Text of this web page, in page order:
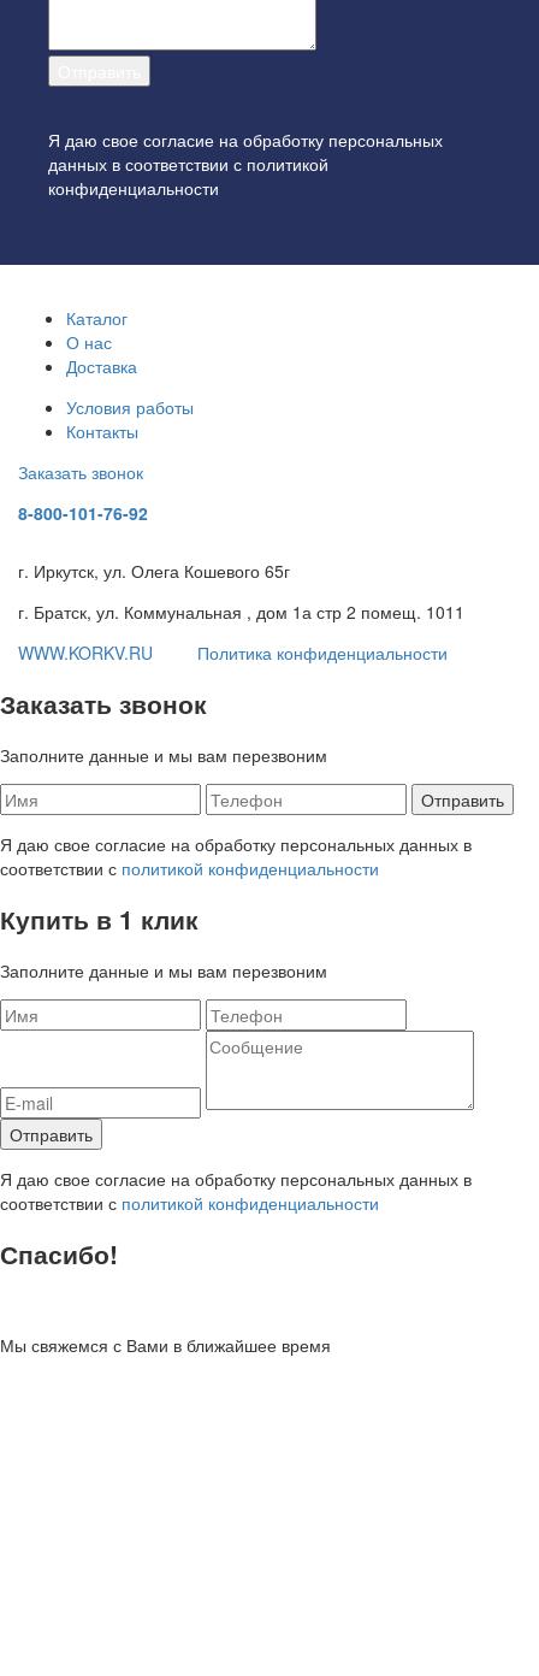
Я даю свое согласие на обработку персональных
данных в соответствии с политикой
конфиденциальности
Каталог
О нас
Доставка
Условия работы
Контакты
Заказать звонок
8-800-101-76-92
г. Иркутск, ул. Олега Кошевого 65г
г. Братск, ул. Коммунальная , дом 1а стр 2 помещ. 1011
WWW.KORKV.RU
Политика конфиденциальности
Заказать звонок
Заполните данные и мы вам перезвоним
Я даю свое согласие на обработку персональных данных в
соответствии с политикой конфиденциальности
Купить в 1 клик
Заполните данные и мы вам перезвоним
Я даю свое согласие на обработку персональных данных в
соответствии с политикой конфиденциальности
Спасибо!
Мы свяжемся с Вами в ближайшее время